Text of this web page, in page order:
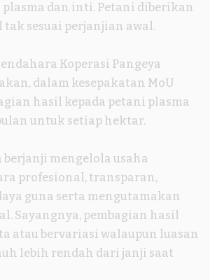
plasma dan inti. Petani diberikan
tak sesuai perjanjian awal.
Koperasi Pangeya
dalam kesepakatan MoU
hasil kepada petani plasma
untuk setiap hektar.
berjanji mengelola usaha
profesional, transparan,
guna serta mengutamakan
Sayangnya, pembagian hasil
atau bervariasi walaupun luasan
lebih rendah dari janji saat